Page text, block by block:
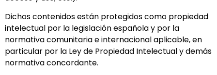
Dichos contenidos están protegidos como propiedad
intelectual por la legislación española y por la
normativa comunitaria e internacional aplicable, en
particular por la Ley de Propiedad Intelectual y demás
normativa concordante.